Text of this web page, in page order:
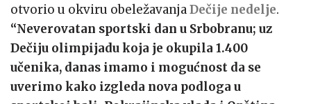
otvorio u okviru obeležavanjaDečije nedelje.
“Neverovatan sportski dan u Srbobranu; uz
Dečiju olimpijadu koja je okupila 1.400
učenika, danas imamo i mogućnost da se
uverimo kako izgleda nova podloga u